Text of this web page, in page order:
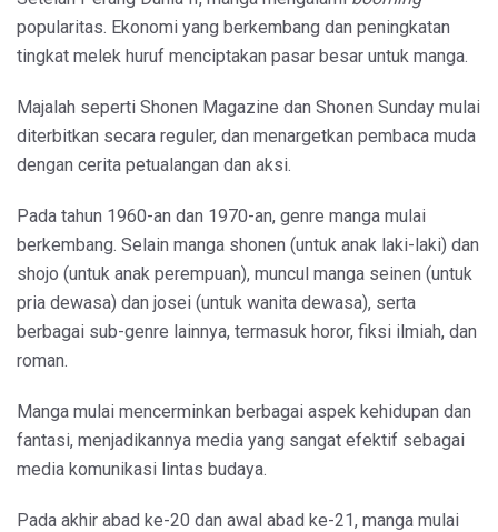
popularitas. Ekonomi yang berkembang dan peningkatan
tingkat melek huruf menciptakan pasar besar untuk manga.
Majalah seperti Shonen Magazine dan Shonen Sunday mulai
diterbitkan secara reguler, dan menargetkan pembaca muda
dengan cerita petualangan dan aksi.
Pada tahun 1960-an dan 1970-an, genre manga mulai
berkembang. Selain manga shonen (untuk anak laki-laki) dan
shojo (untuk anak perempuan), muncul manga seinen (untuk
pria dewasa) dan josei (untuk wanita dewasa), serta
berbagai sub-genre lainnya, termasuk horor, fiksi ilmiah, dan
roman.
Manga mulai mencerminkan berbagai aspek kehidupan dan
fantasi, menjadikannya media yang sangat efektif sebagai
media komunikasi lintas budaya.
Pada akhir abad ke-20 dan awal abad ke-21, manga mulai